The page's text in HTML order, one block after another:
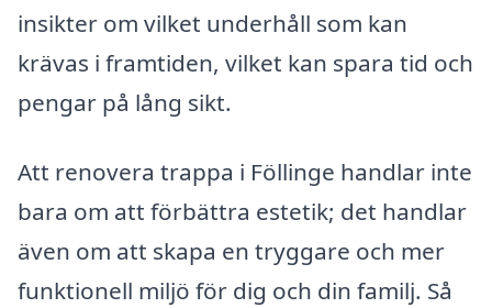
insikter om vilket underhåll som kan
krävas i framtiden, vilket kan spara tid och
pengar på lång sikt.
Att renovera trappa i Föllinge handlar inte
bara om att förbättra estetik; det handlar
även om att skapa en tryggare och mer
funktionell miljö för dig och din familj. Så